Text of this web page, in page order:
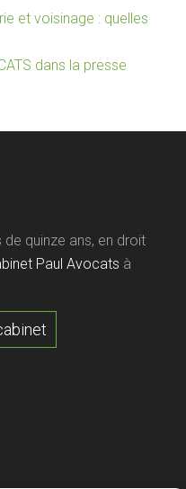
et voisinage : quelles
dans la presse
quinze ans, en droit
Paul Avocats à